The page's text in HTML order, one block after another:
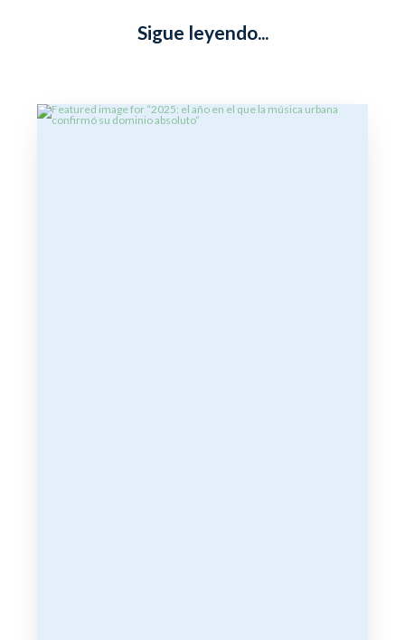
Sigue leyendo...